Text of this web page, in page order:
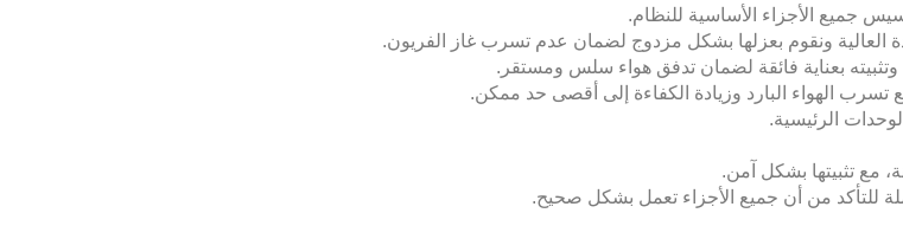
جميع الأجزاء الأساسية للنظام.
العالية ونقوم بعزلها بشكل مزدوج لضمان عدم تسرب غاز الفريون.
بعناية فائقة لضمان تدفق هواء سلس ومستقر.
الهواء البارد وزيادة الكفاءة إلى أقصى حد ممكن.
الرئيسية.
مع تثبيتها بشكل آمن.
للتأكد من أن جميع الأجزاء تعمل بشكل صحيح.